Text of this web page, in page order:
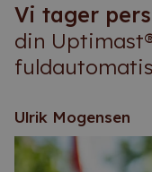
Vi tager
din
Ulrik Mogensen